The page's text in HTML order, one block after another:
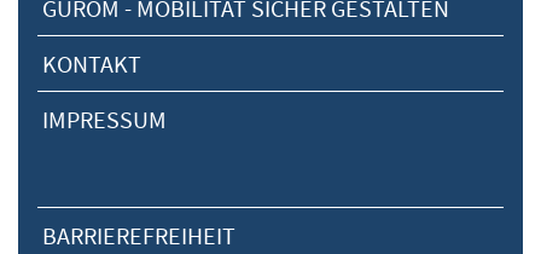
GUROM - MOBILITÄT SICHER GESTALTEN
KONTAKT
IMPRESSUM
BARRIEREFREIHEIT